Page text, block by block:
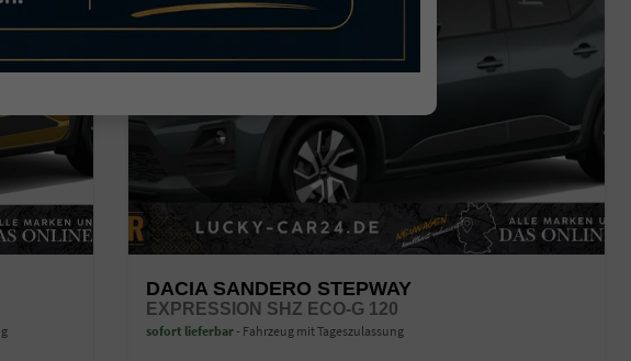
DACIA SANDERO STEPWAY
EXPRESSION SHZ ECO-G 120
sofort lieferbar Fahrzeug mit Tageszulassung